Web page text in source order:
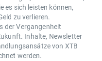
es sich leisten können,
zu verlieren.
der Vergangenheit
Inhalte, Newsletter
von XTB
werden.